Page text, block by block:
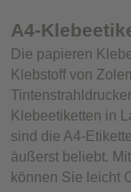
A4-
Die papieren
Klebstoff von
Klebeetiketten in
sind die A4-
äußerst beliebt.
können Sie leicht